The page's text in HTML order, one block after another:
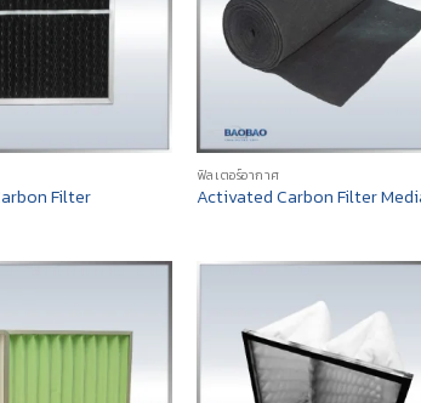
Filter
ฟิลเตอร์อากาศ
Activated Carbon Filter